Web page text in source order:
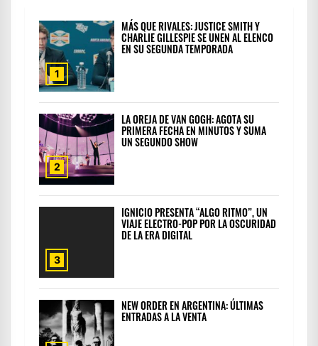
1
MÁS QUE RIVALES: JUSTICE SMITH Y
CHARLIE GILLESPIE SE UNEN AL ELENCO
EN SU SEGUNDA TEMPORADA
2
LA OREJA DE VAN GOGH: AGOTA SU
PRIMERA FECHA EN MINUTOS Y SUMA
UN SEGUNDO SHOW
3
IGNICIO PRESENTA “ALGO RITMO”, UN
VIAJE ELECTRO-POP POR LA OSCURIDAD
DE LA ERA DIGITAL
NEW ORDER EN ARGENTINA: ÚLTIMAS
ENTRADAS A LA VENTA